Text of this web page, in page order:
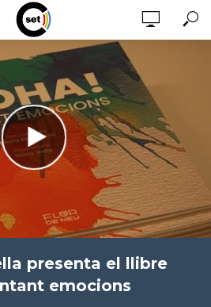
presenta el llibre
emocions